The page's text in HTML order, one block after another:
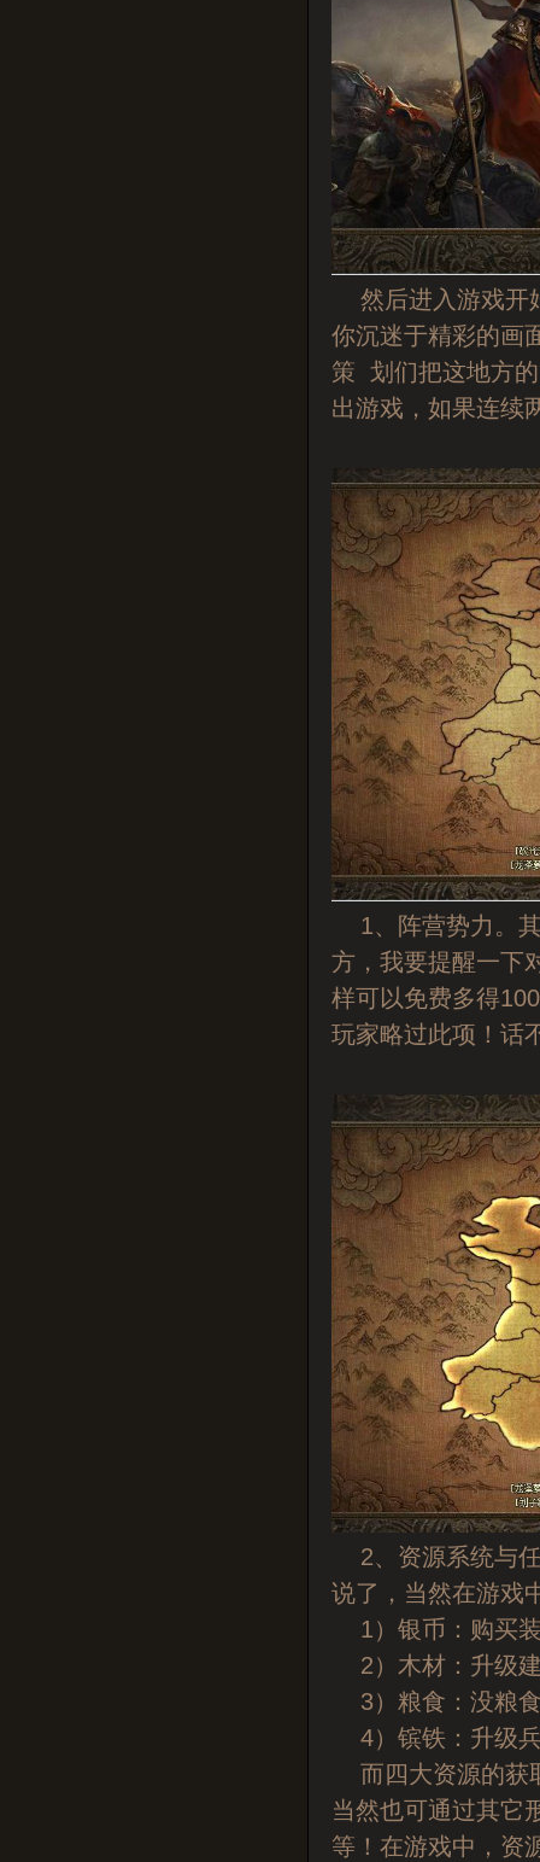
然后进入游戏开
你沉迷于精彩的画
策 划们把这地方
出游戏，如果连续
1、阵营势力。其
方，我要提醒一下
样可以免费多得
玩家略过此项！话
2、资源系统与任
说了，当然在游戏
1）银币：购买装
2）木材：升级
3）粮食：没粮
4）镔铁：升级
而四大资源的获
当然也可通过其它
等！在游戏中，资